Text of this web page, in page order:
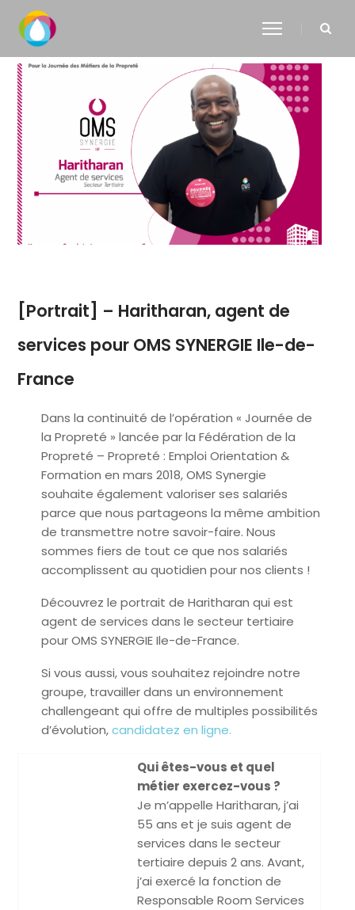
[Portrait] – Haritharan, agent de
services pour OMS SYNERGIE Ile-de-
France
Dans la continuité de l’opération « Journée de
la Propreté » lancée par la Fédération de la
Propreté – Propreté : Emploi Orientation &
Formation en mars 2018, OMS Synergie
souhaite également valoriser ses salariés
parce que nous partageons la même ambition
de transmettre notre savoir-faire. Nous
sommes fiers de tout ce que nos salariés
accomplissent au quotidien pour nos clients !
Découvrez le portrait de Haritharan qui est
agent de services dans le secteur tertiaire
pour OMS SYNERGIE Ile-de-France.
Si vous aussi, vous souhaitez rejoindre notre
groupe, travailler dans un environnement
challengeant qui offre de multiples possibilités
d’évolution,candidatez en ligne.
Qui êtes-vous et quel
métier exercez-vous ?
Je m’appelle Haritharan, j’ai
55 ans et je suis agent de
services dans le secteur
tertiaire depuis 2 ans. Avant,
j’ai exercé la fonction de
Responsable Room Services